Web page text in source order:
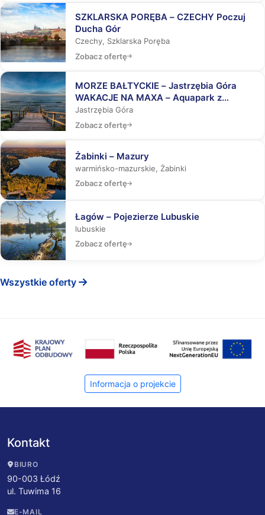
SZKLARSKA PORĘBA – CZECHY Poczuj
Ducha Gór
Czechy, Szklarska Poręba
Zobacz ofertę
MORZE BAŁTYCKIE – Jastrzębia Góra
WAKACJE NA MAXA – Aquapark z
rekinami, Laser Tag, Misja Specjalna
Jastrzębia Góra
Zobacz ofertę
Żabinki – Mazury
warmińsko-mazurskie, Żabinki
Zobacz ofertę
Łagów – Pojezierze Lubuskie
lubuskie
Zobacz ofertę
Wszystkie oferty
Informacja o projekcie
Kontakt
BIURO
90-003 Łódź
ul. Tuwima 16
E-MAIL